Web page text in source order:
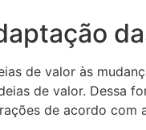
de valor às
de valor. Dessa
de acordo com